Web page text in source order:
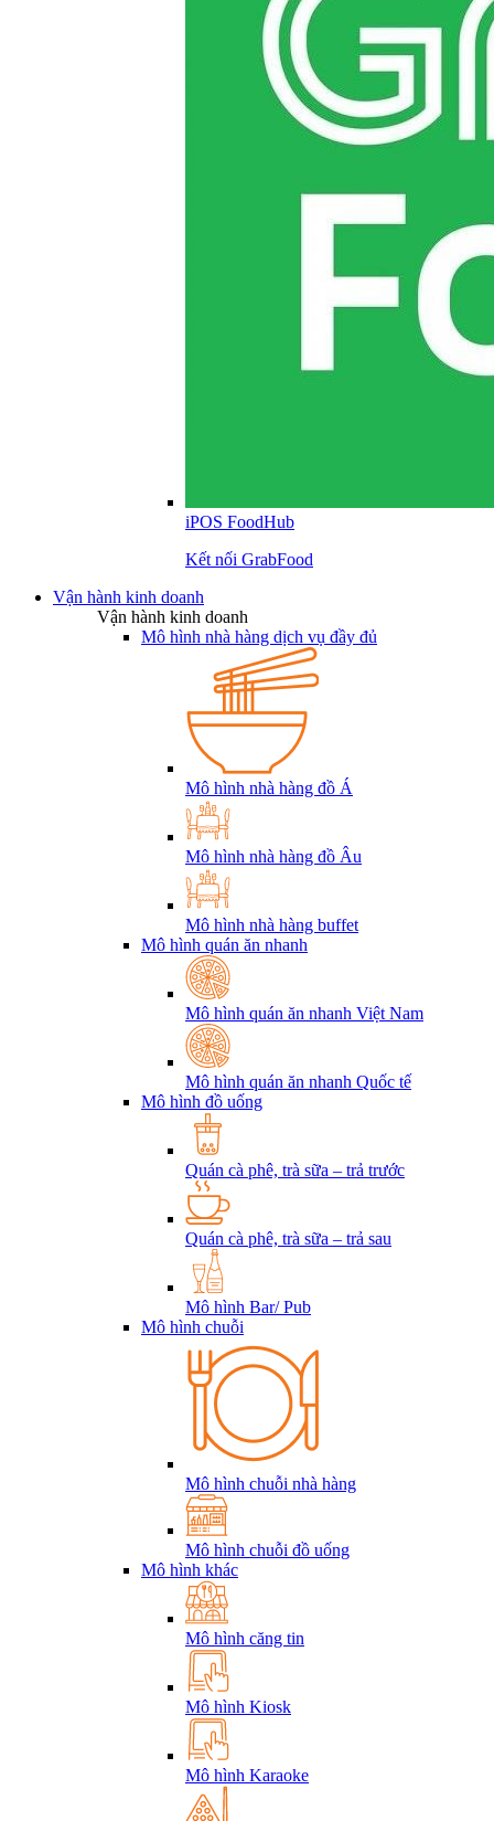
iPOS FoodHub
Kết nối GrabFood
Vận hành kinh doanh
Vận hành kinh doanh
Mô hình nhà hàng dịch vụ đầy đủ
Mô hình nhà hàng đồ Á
Mô hình nhà hàng đồ Âu
Mô hình nhà hàng buffet
Mô hình quán ăn nhanh
Mô hình quán ăn nhanh Việt Nam
Mô hình quán ăn nhanh Quốc tế
Mô hình đồ uống
Quán cà phê, trà sữa – trả trước
Quán cà phê, trà sữa – trả sau
Mô hình Bar/ Pub
Mô hình chuỗi
Mô hình chuỗi nhà hàng
Mô hình chuỗi đồ uống
Mô hình khác
Mô hình căng tin
Mô hình Kiosk
Mô hình Karaoke